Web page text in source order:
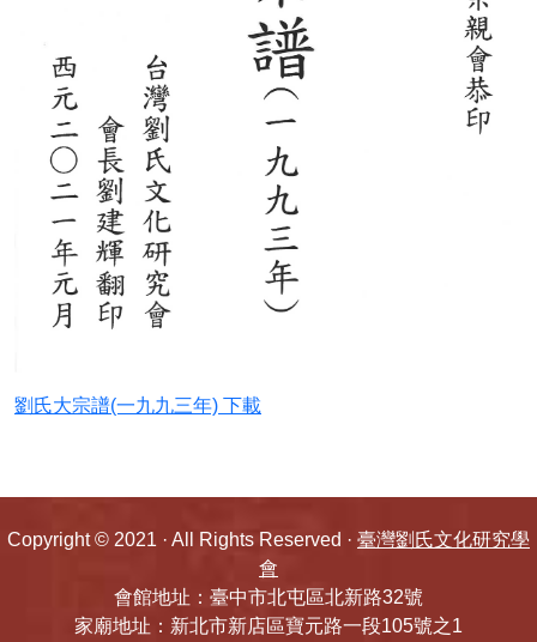
劉永富主編西元一九六一年
龍川族譜
五忠堂先祖傳略
劉氏1988年村雅(南投竹山)
劉氏大宗譜(1989年福建上杭元龍公)(台中土
牛)
劉氏宗譜(莊吳玉圖)(1986)
劉氏宗譜1989巨漢(五溝水)
友明公譜(上杭)
劉氏大宗譜(一九九三年) 下載
Copyright © 2021 · All Rights Reserved · 臺灣劉氏文化研究學
會
會館地址：臺中市北屯區北新路32號
家廟地址：新北市新店區寶元路一段105號之1